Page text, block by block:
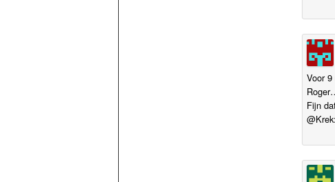
Voor
Fijn